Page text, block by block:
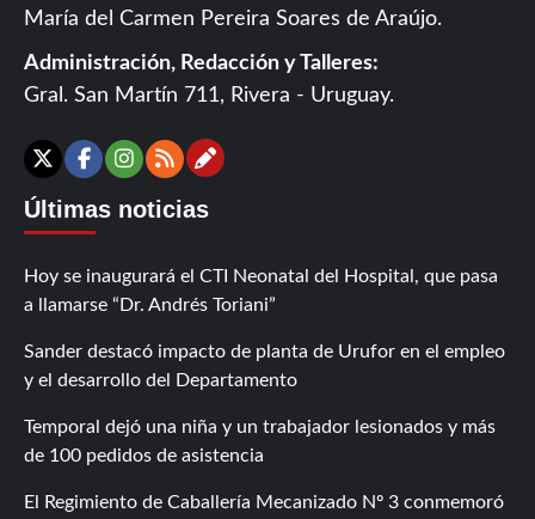
María del Carmen Pereira Soares de Araújo.
Administración, Redacción y Talleres:
Gral. San Martín 711, Rivera - Uruguay.
X Facebook
Instagram
RSSContáctanos
Últimas noticias
Hoy se inaugurará el CTI Neonatal del Hospital, que pasa
a llamarse “Dr. Andrés Toriani”
Sander destacó impacto de planta de Urufor en el empleo
y el desarrollo del Departamento
Temporal dejó una niña y un trabajador lesionados y más
de 100 pedidos de asistencia
El Regimiento de Caballería Mecanizado Nº 3 conmemoró